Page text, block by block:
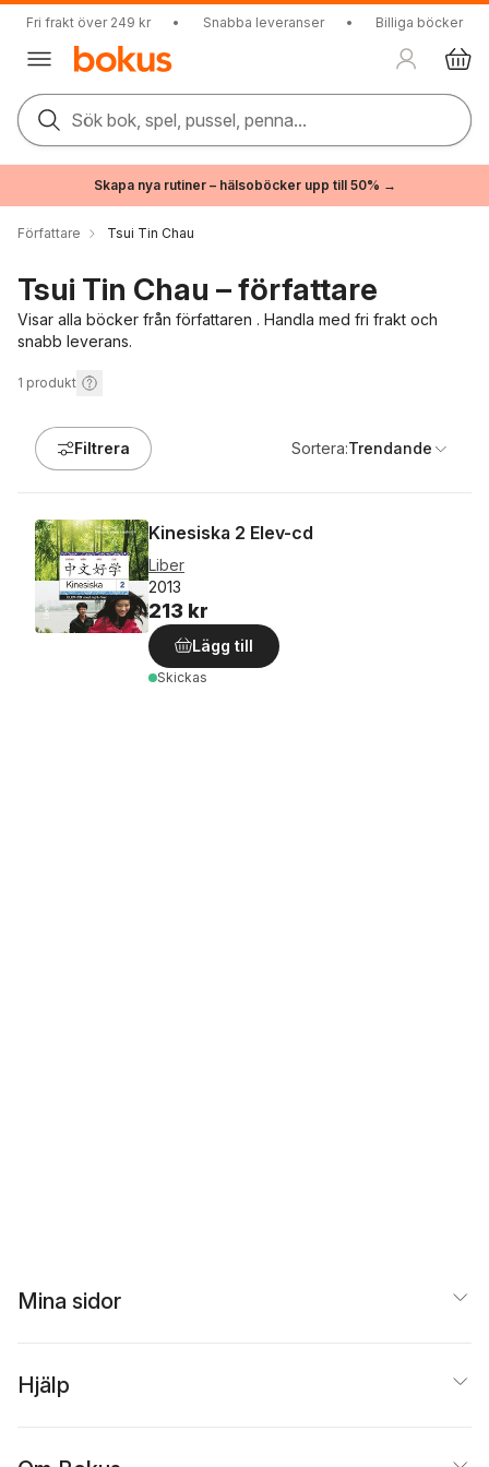
Fri frakt över 249 kr • Snabba leveranser • Billiga böcker
Sök bok, spel, pussel, penna...
Skapa nya rutiner – hälsoböcker upp till 50% →
Författare Tsui Tin Chau
Tsui Tin Chau – författare
Visar alla böcker från författaren . Handla med fri frakt och
snabb leverans.
1 produkt
Filtrera Sortera:Trendande
Kinesiska 2 Elev-cd
Liber
2013
213 kr
Lägg till
Skickas
Mina sidor
Hjälp